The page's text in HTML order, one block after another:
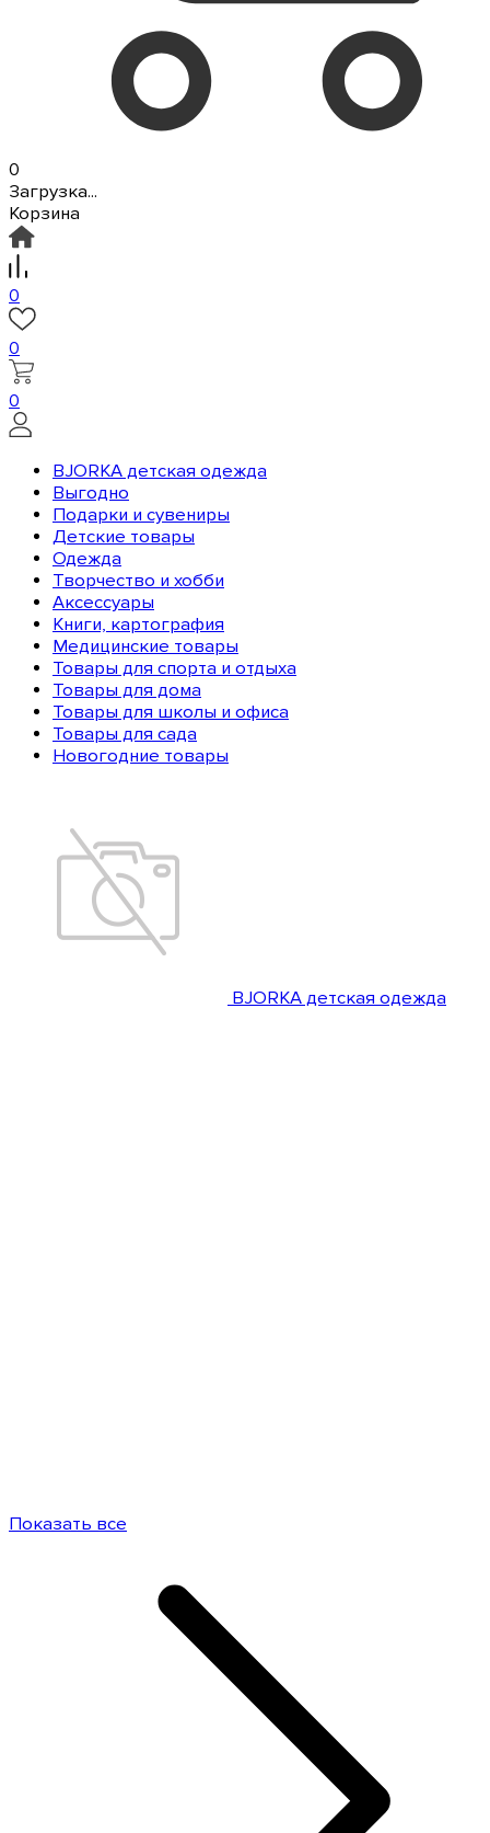
0
Загрузка...
Корзина
0
0
0
BJORKA детская одежда
Выгодно
Подарки и сувениры
Детские товары
Одежда
Творчество и хобби
Аксессуары
Книги, картография
Медицинские товары
Товары для спорта и отдыха
Товары для дома
Товары для школы и офиса
Товары для сада
Новогодние товары
BJORKA детская одежда
Показать все